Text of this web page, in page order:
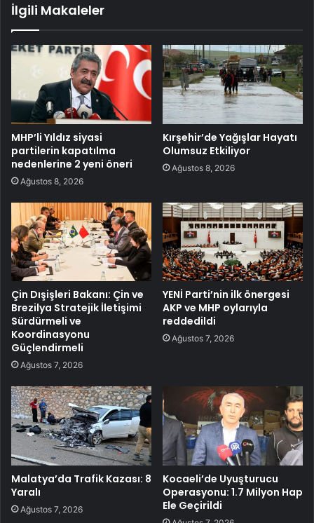
İlgili Makaleler
MHP’li Yıldız siyasi
partilerin kapatılma
nedenlerine 2 yeni öneri
Ağustos 8, 2026
Kırşehir’de Yağışlar Hayatı
Olumsuz Etkiliyor
Ağustos 8, 2026
Çin Dışişleri Bakanı: Çin ve
Brezilya Stratejik İletişimi
Sürdürmeli ve
Koordinasyonu
Güçlendirmeli
Ağustos 7, 2026
YENİ Parti’nin ilk önergesi
AKP ve MHP oylarıyla
reddedildi
Ağustos 7, 2026
Malatya’da Trafik Kazası: 8
Yaralı
Ağustos 7, 2026
Kocaeli’de Uyuşturucu
Operasyonu: 1.7 Milyon Hap
Ele Geçirildi